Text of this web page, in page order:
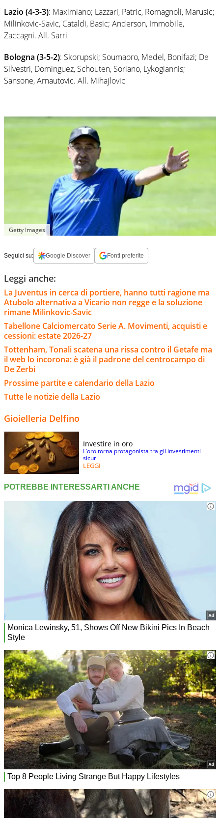
Lazio (4-3-3): Maximiano; Lazzari, Patric, Romagnoli, Marusic;
Milinkovic-Savic, Cataldi, Basic; Anderson, Immobile,
Zaccagni. All. Sarri
Bologna (3-5-2): Skorupski; Soumaoro, Medel, Bonifazi; De
Silvestri, Dominguez, Schouten, Soriano, Lykogiannis;
Sansone, Arnautovic. All. Mihajlovic
Getty Images
Seguici su: Google Discover Fonti preferite
Leggi anche:
La Juventus in cerca di portiere, hanno tutti ragione ma
Atubolo alternativa a Vicario non regge e la soluzione
rimane Milinkovic-Savic
Tabellone Calciomercato Serie A. Movimenti, acquisti e
cessioni: estate 2026-27
Tottenham, Tonali scatena una rissa contro il Getafe ma
il web lo incorona: è già il padrone del centrocampo di
De Zerbi
Prossime partite e calendario della Lazio
Tutte le notizie della Lazio
Gioielleria Delfino
Investire in oro
L’oro torna protagonista tra gli investimenti
sicuri
LEGGI